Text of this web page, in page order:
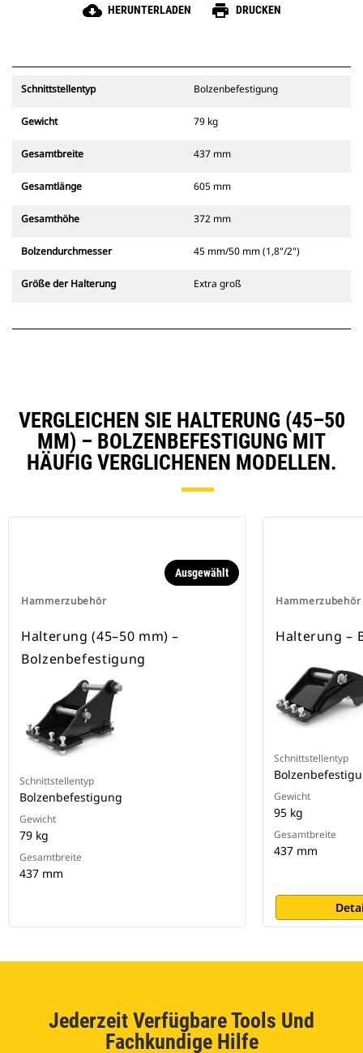
cloud_download HERUNTERLADEN print DRUCKEN
Schnittstellentyp Bolzenbefestigung
Gewicht 79 kg
Gesamtbreite 437 mm
Gesamtlänge 605 mm
Gesamthöhe 372 mm
Bolzendurchmesser 45 mm/50 mm (1,8"/2")
Größe der Halterung Extra groß
VERGLEICHEN SIE HALTERUNG (45–50
MM) – BOLZENBEFESTIGUNG MIT
HÄUFIG VERGLICHENEN MODELLEN.
Hammerzubehör
Ausgewählt
Halterung (45–50 mm) –
Bolzenbefestigung
Schnittstellentyp
Bolzenbefestigung
Gewicht
79 kg
Gesamtbreite
437 mm
Hammerzubehör
Halterung –
Schnittstellentyp
Gewicht
95 kg
Gesamtbreite
437 mm
Jederzeit Verfügbare Tools Und
Fachkundige Hilfe